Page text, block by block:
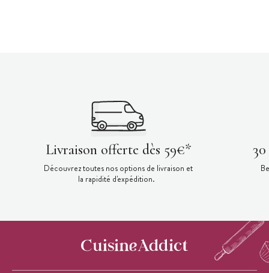
Livraison offerte dès 59€*
Découvrez toutes nos options de livraison et
la rapidité d'expédition.